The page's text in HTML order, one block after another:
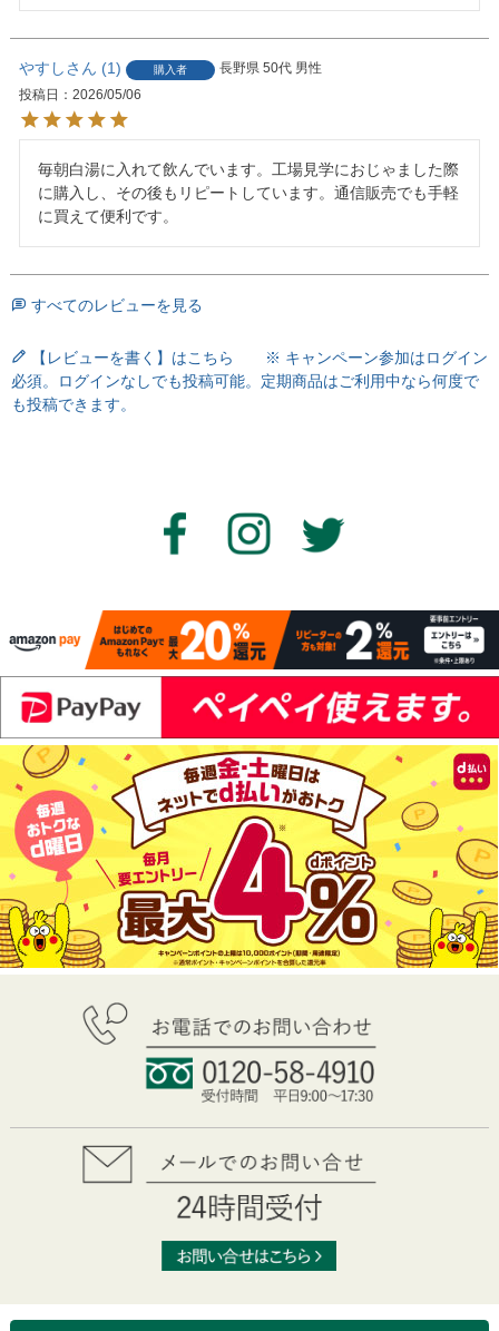
やすし 1 購入者 長野県 50代 男性
投稿日
2026/05/06
毎朝白湯に入れて飲んでいます。工場見学におじゃました際
に購入し、その後もリピートしています。通信販売でも手軽
に買えて便利です。
すべてのレビューを見る
【レビューを書く】はこちら ※ キャンペーン参加はログイン
必須。ログインなしでも投稿可能。定期商品はご利用中なら何度で
も投稿できます。